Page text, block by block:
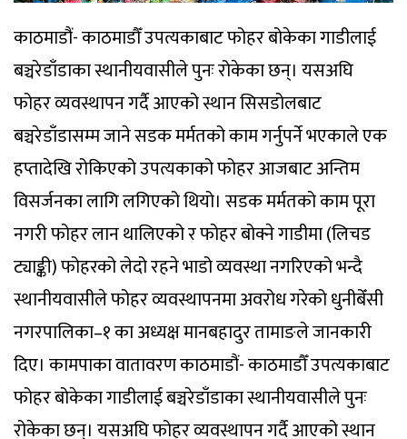
काठमाडौं- काठमाडौँ उपत्यकाबाट फोहर बोकेका गाडीलाई
बञ्चरेडाँडाका स्थानीयवासीले पुनः रोकेका छन्। यसअघि
फोहर व्यवस्थापन गर्दै आएको स्थान सिसडोलबाट
बञ्चरेडाँडासम्म जाने सडक मर्मतको काम गर्नुपर्ने भएकाले एक
हप्तादेखि रोकिएको उपत्यकाको फोहर आजबाट अन्तिम
विसर्जनका लागि लगिएको थियो। सडक मर्मतको काम पूरा
नगरी फोहर लान थालिएको र फोहर बोक्ने गाडीमा (लिचड
ट्याङ्की) फोहरको लेदो रहने भाडो व्यवस्था नगरिएको भन्दै
स्थानीयवासीले फोहर व्यवस्थापनमा अवरोध गरेको धुनीबेँसी
नगरपालिका–१ का अध्यक्ष मानबहादुर तामाङले जानकारी
दिए। कामपाका वातावरण काठमाडौं- काठमाडौँ उपत्यकाबाट
फोहर बोकेका गाडीलाई बञ्चरेडाँडाका स्थानीयवासीले पुनः
रोकेका छन्। यसअघि फोहर व्यवस्थापन गर्दै आएको स्थान